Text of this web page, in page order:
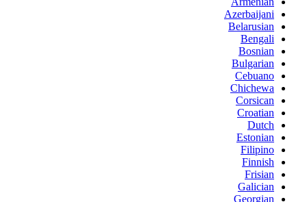
Azerbaijani
Belarusian
Bengali
Bosnian
Bulgarian
Cebuano
Chichewa
Corsican
Croatian
Dutch
Estonian
Filipino
Finnish
Frisian
Galician
Georgian